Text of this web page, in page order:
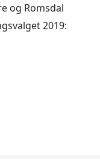
og Romsdal
2019: